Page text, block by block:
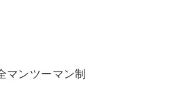
マンツーマン制